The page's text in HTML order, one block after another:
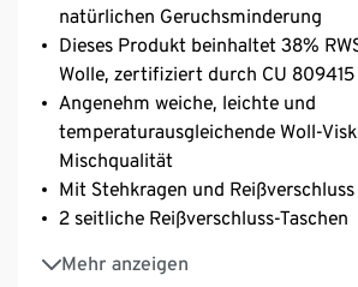
natürlichen Geruchsminderung
Dieses Produkt beinhaltet 38%
Wolle, zertifiziert durch CU 809415
Angenehm weiche, leichte und
temperaturausgleichende Woll-
Mischqualität
Mit Stehkragen und Reißverschluss
2 seitliche Reißverschluss-Taschen
Mehr anzeigen
Melierte Optik